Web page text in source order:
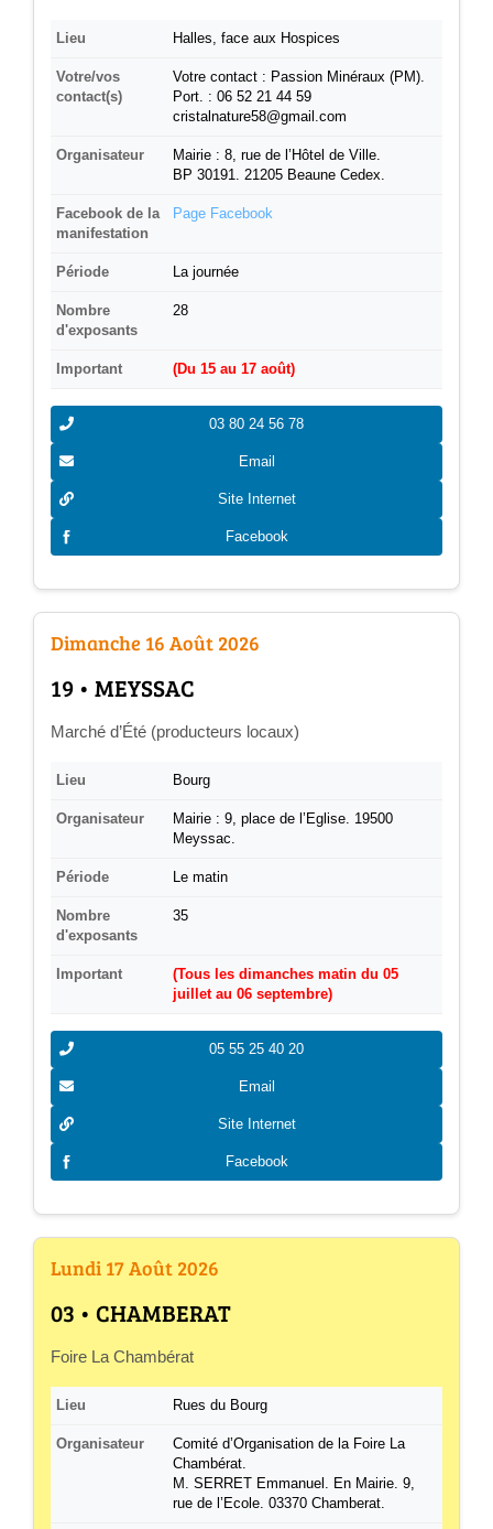
Lieu Halles, face aux Hospices
Votre/vos
contact(s)
Votre contact : Passion Minéraux (PM).
Port. : 06 52 21 44 59
cristalnature58@gmail.com
Organisateur
Mairie : 8, rue de l’Hôtel de Ville.
BP 30191. 21205 Beaune Cedex.
Facebook de la
manifestation
Page Facebook
Période La journée
Nombre
d'exposants
28
Important (Du 15 au 17 août)
03 80 24 56 78
Email
Site Internet
Facebook
Dimanche 16 Août 2026
­19 • MEYSSAC
Marché d’Été (producteurs locaux)
Lieu Bourg
Organisateur
Mairie : 9, place de l’Eglise. 19500
Meyssac.
Période Le matin
Nombre
d'exposants
35
Important
(Tous les dimanches matin du 05
juillet au 06 septembre)
05 55 25 40 20
Email
Site Internet
Facebook
Lundi 17 Août 2026
03 • CHAMBERAT
Foire La Chambérat
Lieu Rues du Bourg
Organisateur
Comité d’Organisation de la Foire La
Chambérat.
M. SERRET Emmanuel. En Mairie. 9,
rue de l’Ecole. 03370 Chamberat.